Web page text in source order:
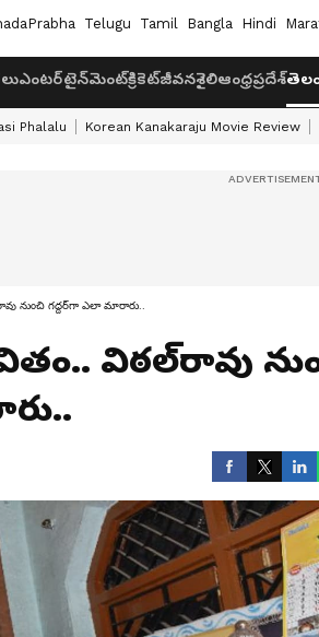
Telugu Tamil Bangla Hindi
ఎంటర్‌టైన్‌మెంట్క్రికెట్జీవనశైలిఆంధ్రప్రదేశ్
Phalalu Korean Kanakaraju Movie Review
నుంచి గద్దర్‌గా ఎలా మారారు..
విఠల్‌రావు